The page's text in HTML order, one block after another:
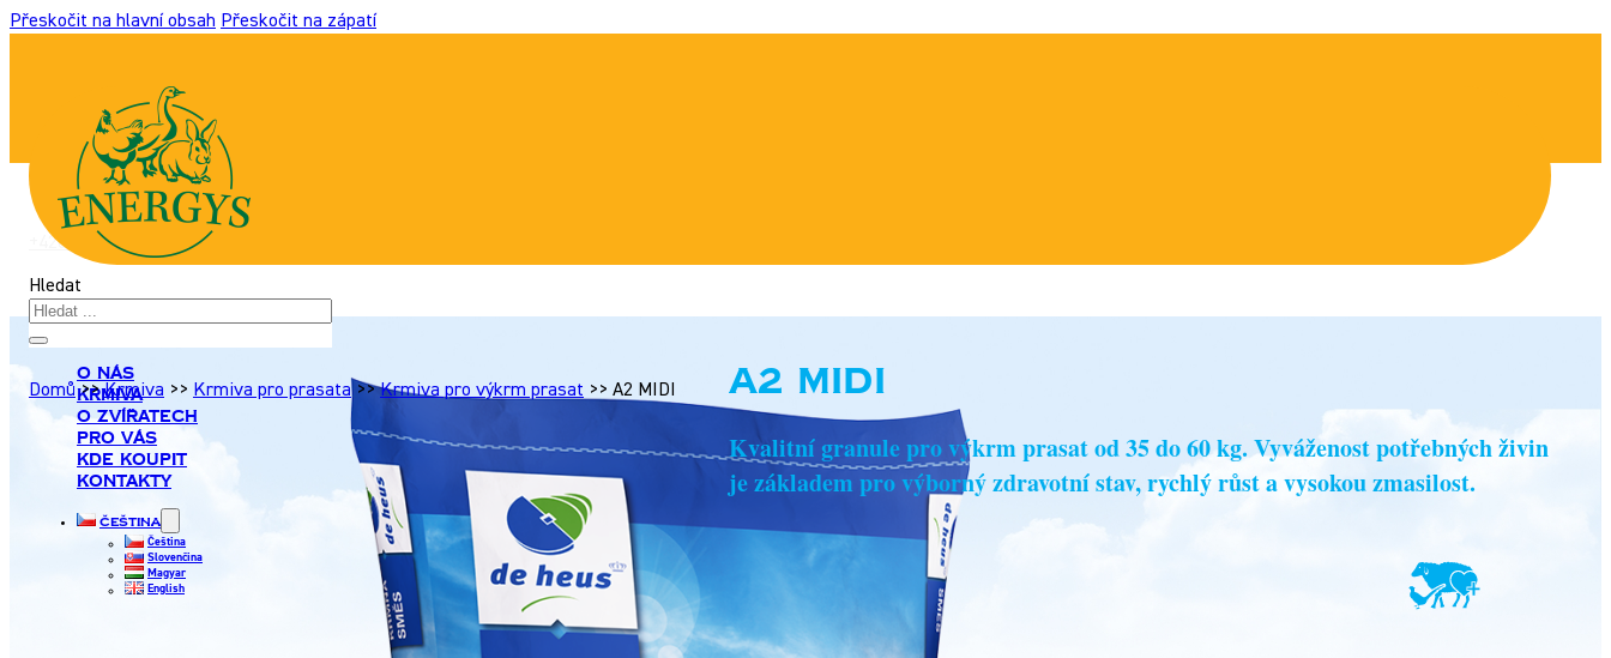
Přeskočit na hlavní obsah Přeskočit na zápatí
+420 517 307 701 info@energyshobby.cz
Hledat
Domů >> Krmiva >> Krmiva pro prasata >> Krmiva pro výkrm prasat >> A2 MIDI
O nás
Krmiva
O zvířatech
Pro Vás
Kde koupit
Kontakty
Čeština
Čeština
Slovenčina
Magyar
English
A2 MIDI
Kvalitní granule pro výkrm prasat od 35 do 60 kg. Vyváženost potřebných živin
je základem pro výborný zdravotní stav, rychlý růst a vysokou zmasilost.